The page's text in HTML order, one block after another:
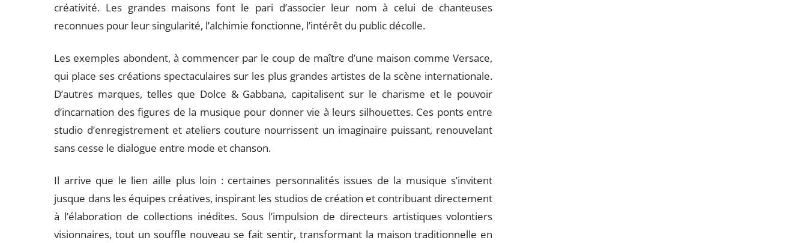
créativité. Les grandes maisons font le pari d’associer leur nom à celui de chanteuses
reconnues pour leur singularité, l’alchimie fonctionne, l’intérêt du public décolle.
Les exemples abondent, à commencer par le coup de maître d’une maison comme Versace,
qui place ses créations spectaculaires sur les plus grandes artistes de la scène internationale.
D’autres marques, telles que Dolce & Gabbana, capitalisent sur le charisme et le pouvoir
d’incarnation des figures de la musique pour donner vie à leurs silhouettes. Ces ponts entre
studio d’enregistrement et ateliers couture nourrissent un imaginaire puissant, renouvelant
sans cesse le dialogue entre mode et chanson.
Il arrive que le lien aille plus loin : certaines personnalités issues de la musique s’invitent
jusque dans les équipes créatives, inspirant les studios de création et contribuant directement
à l’élaboration de collections inédites. Sous l’impulsion de directeurs artistiques volontiers
visionnaires, tout un souffle nouveau se fait sentir, transformant la maison traditionnelle en